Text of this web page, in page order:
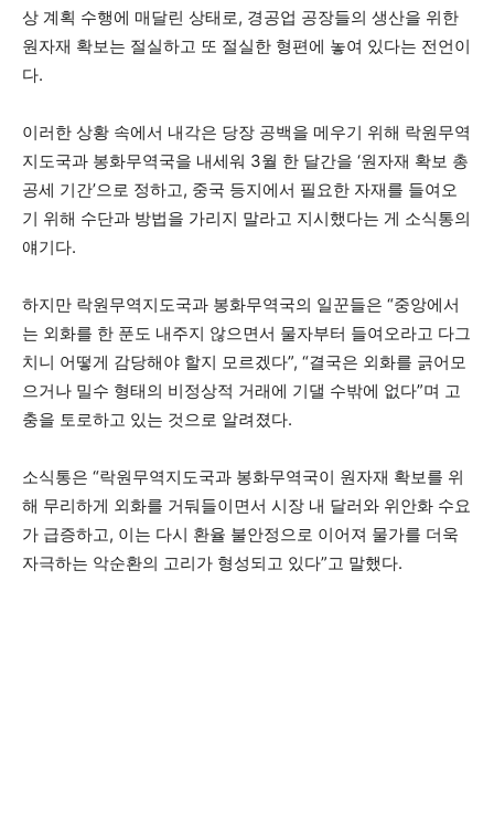
상 계획 수행에 매달린 상태로, 경공업 공장들의 생산을 위한
원자재 확보는 절실하고 또 절실한 형편에 놓여 있다는 전언이
다.
이러한 상황 속에서 내각은 당장 공백을 메우기 위해 락원무역
지도국과 봉화무역국을 내세워 3월 한 달간을 ‘원자재 확보 총
공세 기간’으로 정하고, 중국 등지에서 필요한 자재를 들여오
기 위해 수단과 방법을 가리지 말라고 지시했다는 게 소식통의
얘기다.
하지만 락원무역지도국과 봉화무역국의 일꾼들은 “중앙에서
는 외화를 한 푼도 내주지 않으면서 물자부터 들여오라고 다그
치니 어떻게 감당해야 할지 모르겠다”, “결국은 외화를 긁어모
으거나 밀수 형태의 비정상적 거래에 기댈 수밖에 없다”며 고
충을 토로하고 있는 것으로 알려졌다.
소식통은 “락원무역지도국과 봉화무역국이 원자재 확보를 위
해 무리하게 외화를 거둬들이면서 시장 내 달러와 위안화 수요
가 급증하고, 이는 다시 환율 불안정으로 이어져 물가를 더욱
자극하는 악순환의 고리가 형성되고 있다”고 말했다.